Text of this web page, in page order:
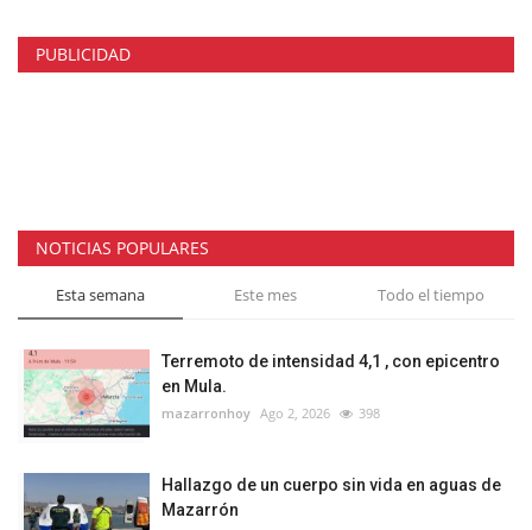
PUBLICIDAD
NOTICIAS POPULARES
Esta semana Este mes Todo el tiempo
Terremoto de intensidad 4,1 , con epicentro
en Mula.
mazarronhoy Ago 2, 2026 398
Hallazgo de un cuerpo sin vida en aguas de
Mazarrón